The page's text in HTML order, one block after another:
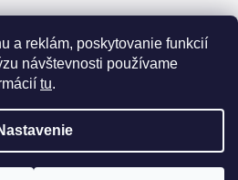
a reklám, poskytovanie funkcií
návštevnosti používame
tu.
Premium a Adatelier